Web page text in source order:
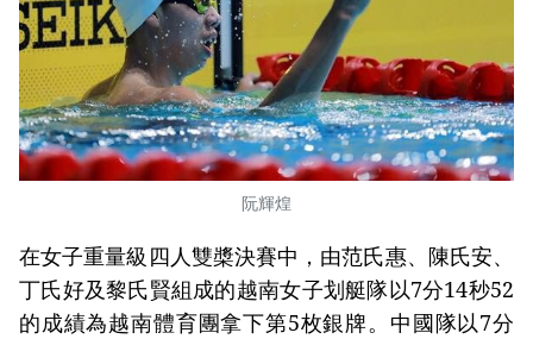
阮輝煌
在女子重量級四人雙槳決賽中，由范氏惠、陳氏安、
丁氏好及黎氏賢組成的越南女子划艇隊以7分14秒52
的成績為越南體育團拿下第5枚銀牌。中國隊以7分